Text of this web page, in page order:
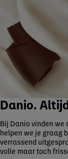
Danio.
Bij Danio vinden we
helpen we je graag
verrassend
volle maar toch